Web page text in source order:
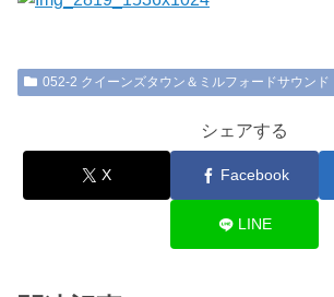
052-2 クイーンズタウン＆ミルフォードサウンド
シェアする
X Facebook
LINE